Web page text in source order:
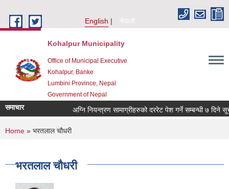
English
नेपाली
Kohalpur Municipality
Office of Municipal Executive
Kohalpur, Banke
Lumbini Province, Nepal
Government of Nepal
समाचार
You are here
Home » भरतलाल चौधरी
भरतलाल चौधरी